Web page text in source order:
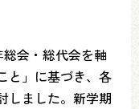
総会・総代会を軸
と」に基づき、各
しました。新学期